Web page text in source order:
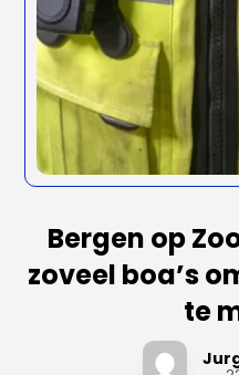
Bergen op
zoveel boa’s
te